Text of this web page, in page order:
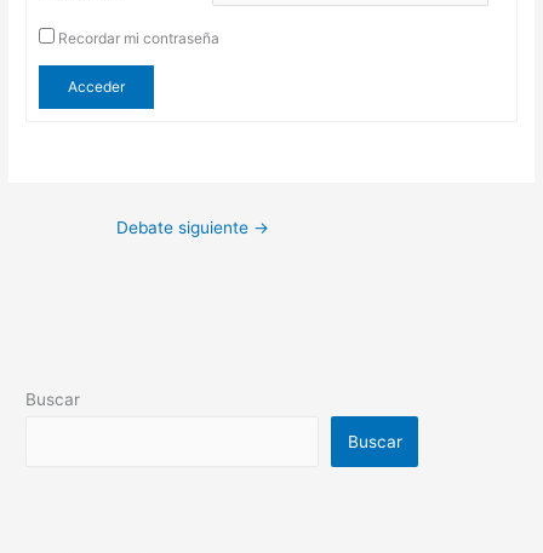
Recordar mi contraseña
Acceder
Debate siguiente →
Buscar
Buscar